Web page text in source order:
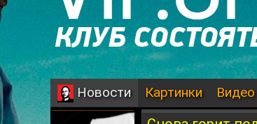
Новости Картинки Видео